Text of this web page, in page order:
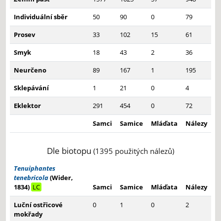
Individuální sběr
50 90 0
79
Prosev
33 102 15
61
Smyk
18 43 2
36
Neurčeno
89 167 1
195
Sklepávání
1 21 0
4
Eklektor
291 454 0
72
Samci
Samice Mláďata Nálezy
Dle biotopu (1395 použitých nálezů)
Tenuiphantes
tenebricola(Wider,
1834) LC Samci Samice Mláďata
Nálezy
Luční ostřicové
mokřady
0 1 0 2